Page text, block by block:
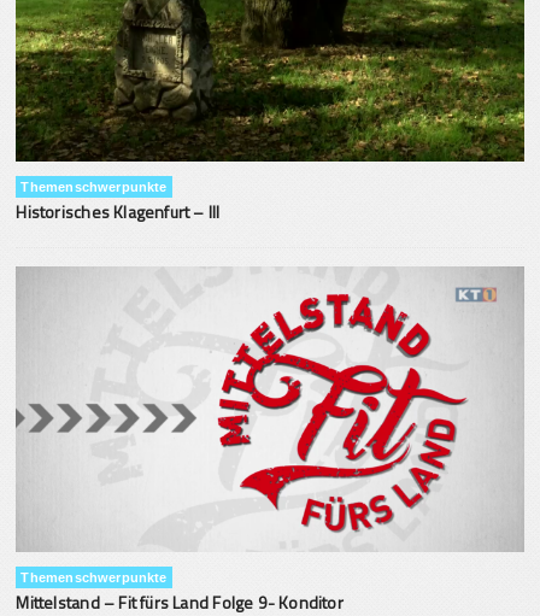
Themenschwerpunkte
Historisches Klagenfurt – III
Themenschwerpunkte
Mittelstand – Fit fürs Land Folge 9- Konditor